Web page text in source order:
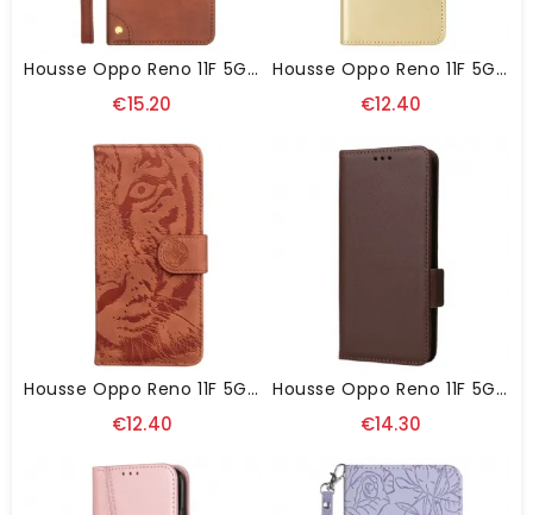
Housse Oppo Reno 11F 5G Rivets IDEWEI
€15.20
Housse Oppo Reno 11F 5G Simili Cuir Flashy À Lanière
€12.40
Housse Oppo Reno 11F 5G Empreinte De Tigre
€12.40
Housse Oppo Reno 11F 5G Style Cuir À Lanière
€14.30